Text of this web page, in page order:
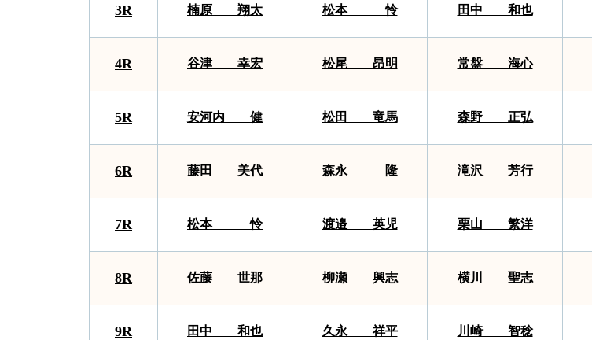
3R 楠原 翔太 松本 怜 田中 和也
4R 谷津 幸宏 松尾 昂明 常盤 海心
5R 安河内 健 松田 竜馬 森野 正弘
6R 藤田 美代 森永 隆 滝沢 芳行
7R 松本 怜 渡邉 英児 栗山 繁洋
8R 佐藤 世那 柳瀬 興志 横川 聖志
9R 田中 和也 久永 祥平 川崎 智稔